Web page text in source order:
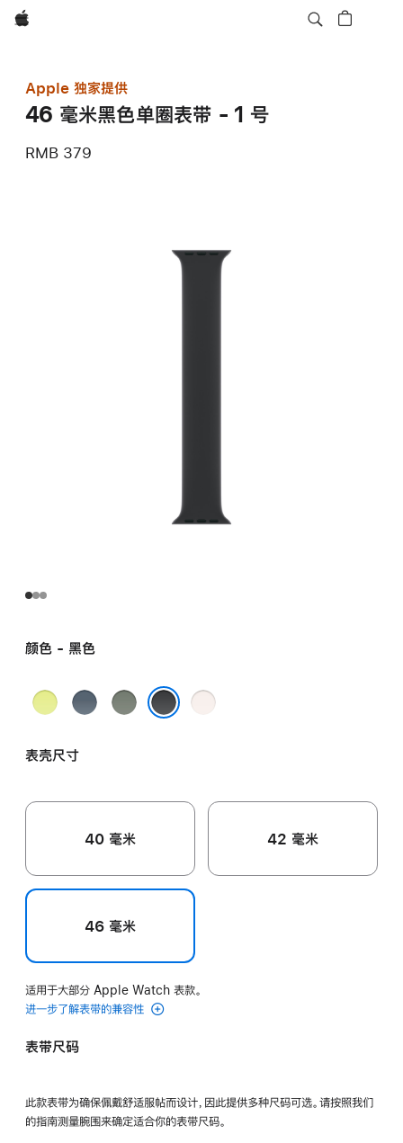
Apple
Apple 独家提供
46 毫米黑色单圈表带 - 1 号
RMB 379
颜色 - 黑色
霓
黄
铁
蓝
灰
淡
表壳尺寸
40 毫米 42 毫米
46 毫米
适用于大部分 Apple Watch 表款。
进一步了解表带的兼容性
表带尺码
此款表带为确保佩戴舒适服帖而设计，因此提供多种尺码可选。请按照我们
的指南测量腕围来确定适合你的表带尺码。